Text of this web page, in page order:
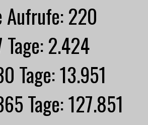
Aufrufe:220
2.424
Tage:13.951
Tage:127.851